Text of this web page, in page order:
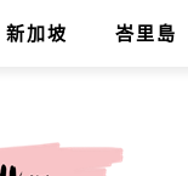
新加坡 峇里島